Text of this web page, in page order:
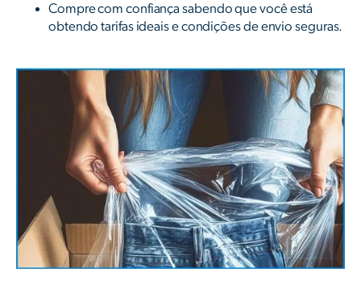
Compre com confiança sabendo que você está
obtendo tarifas ideais e condições de envio seguras.